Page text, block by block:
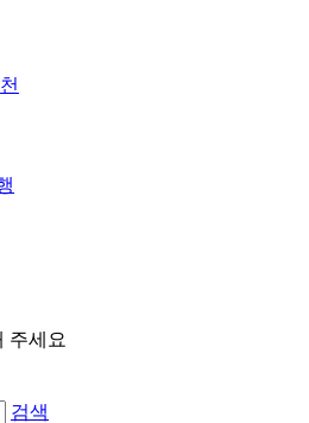
주세요
검색